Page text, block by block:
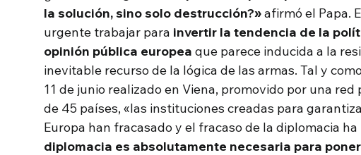
la solución, sino solo destrucción?»afirmó el Papa.
urgente trabajar para invertir la tendencia de la
opinión pública europea que parece inducida a la
inevitable recurso de la lógica de las armas. Tal y
11 de junio realizado en Viena, promovido por una
de 45 países, «las instituciones creadas para
Europa han fracasado y el fracaso de la diplomacia
diplomacia es absolutamente necesaria para